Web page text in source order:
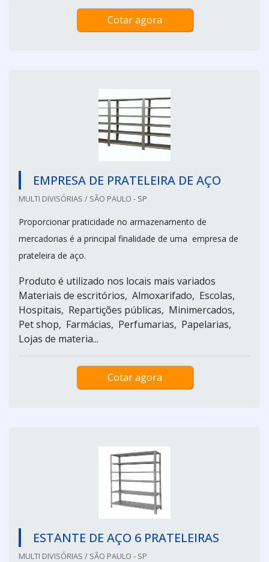
Cotar agora
EMPRESA DE PRATELEIRA DE AÇO
MULTI DIVISÓRIAS / SÃO PAULO - SP
Proporcionar praticidade no armazenamento de
mercadorias é a principal finalidade de uma empresa de
prateleira de aço.
Produto é utilizado nos locais mais variados
Materiais de escritórios, Almoxarifado, Escolas,
Hospitais, Repartições públicas, Minimercados,
Pet shop, Farmácias, Perfumarias, Papelarias,
Lojas de materia...
Cotar agora
ESTANTE DE AÇO 6 PRATELEIRAS
MULTI DIVISÓRIAS / SÃO PAULO - SP